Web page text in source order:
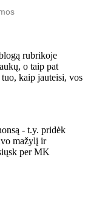
rubrikoje
o taip pat
kaip jauteisi, vos
- t.y. pridėk
mažylį ir
per MK